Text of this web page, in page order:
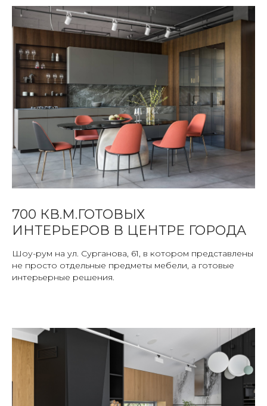
700 КВ.М.ГОТОВЫХ
ИНТЕРЬЕРОВ В ЦЕНТРЕ ГОРОДА
Шоу-рум на ул. Сурганова, 61, в котором представлены
не просто отдельные предметы мебели, а готовые
интерьерные решения.